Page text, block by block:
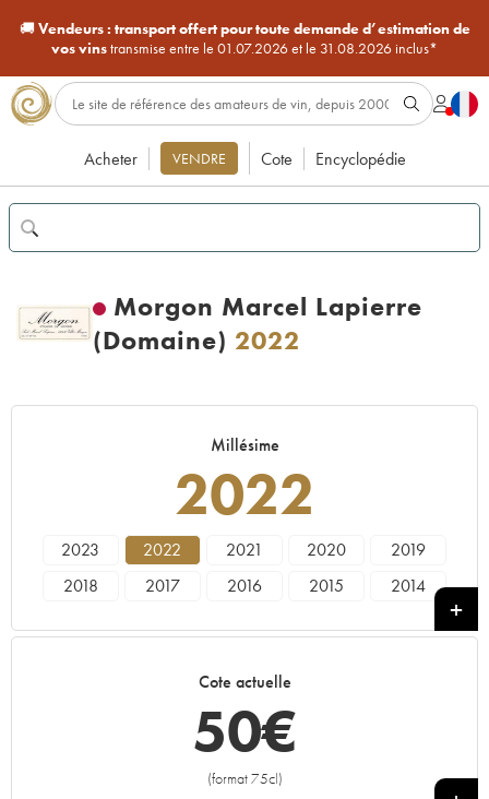
🚚Vendeurs : transport offert pour toute demande d’estimation de
vos vinstransmise entre le 01.07.2026 et le 31.08.2026 inclus*
Acheter VENDRE Cote Encyclopédie
Morgon Marcel Lapierre
(Domaine) 2022
Millésime
2022
2023 2022 2021 2020
2019
2018
2017 2016 2015
2014
1998
Cote actuelle
50€
(format 75cl)